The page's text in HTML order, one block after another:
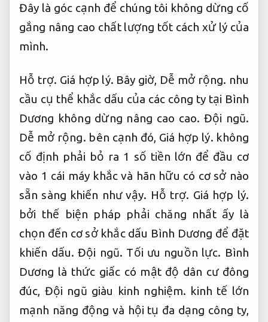
Đây là góc cạnh để chúng tôi không dừng cố
gắng nâng cao chất lượng tốt cách xử lý của
mình.
Hỗ trợ. Giá hợp lý. Bây giờ, Dễ mở rộng. nhu
cầu cụ thể khắc dấu của các công ty tại Bình
Dương không dừng nâng cao cao. Đội ngũ.
Dễ mở rộng. bên cạnh đó, Giá hợp lý. không
cố định phải bỏ ra 1 số tiền lớn để đầu cơ
vào 1 cái máy khắc và hãn hữu có cơ sở nào
sẵn sàng khiến như vậy. Hỗ trợ. Giá hợp lý.
bởi thế biện pháp phải chăng nhất ấy là
chọn đến cơ sở khắc dấu Bình Dương để đặt
khiến dấu.Đội ngũ. Tối ưu nguồn lực. Bình
Dương là thức giấc có mật độ dân cư đông
đúc, Đội ngũ giàu kinh nghiệm. kinh tế lớn
mạnh năng động và hội tụ đa dạng công ty,